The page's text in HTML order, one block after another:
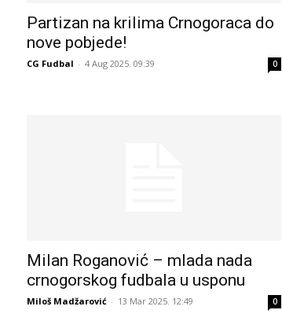
Partizan na krilima Crnogoraca do
nove pobjede!
CG Fudbal - 4 Aug 2025. 09:39 0
Milan Roganović – mlada nada
crnogorskog fudbala u usponu
Miloš Madžarović - 13 Mar 2025. 12:49 0